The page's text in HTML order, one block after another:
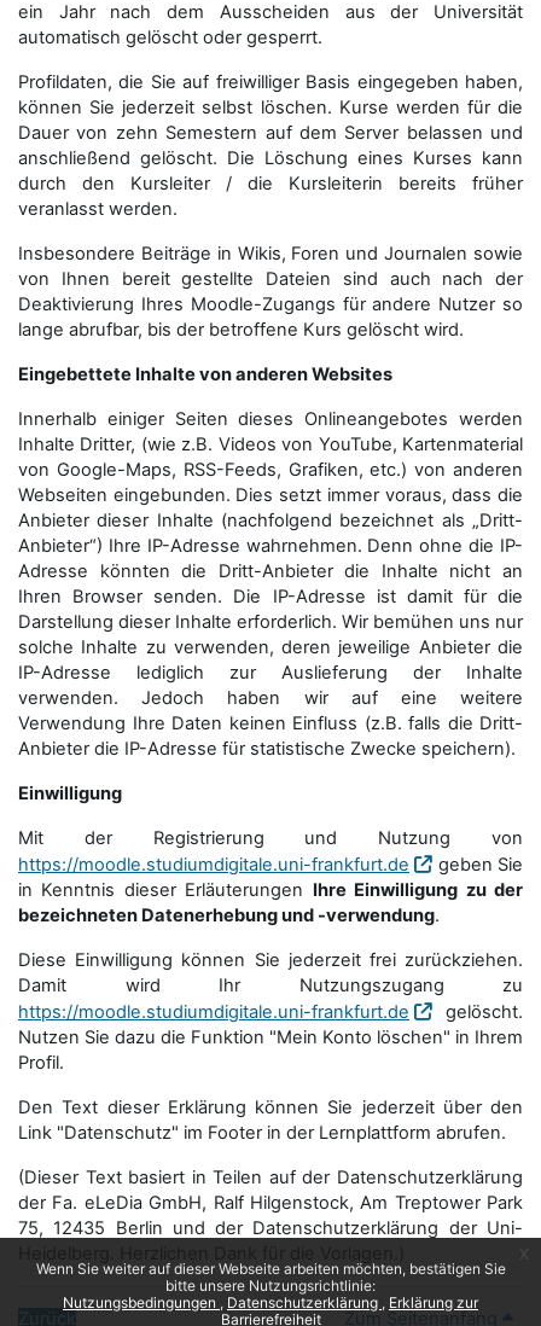
Wenn Sie weiter auf dieser Webseite arbeiten möchten, bestätigen Sie
bitte unsere Nutzungsrichtlinie:
Nutzungsbedingungen
Datenschutzerklärung
Erklärung zur
Barrierefreiheit
ein Jahr nach dem Ausscheiden aus der Universität
automatisch gelöscht oder gesperrt.
Profildaten, die Sie auf freiwilliger Basis eingegeben haben,
können Sie jederzeit selbst löschen. Kurse werden für die
Dauer von zehn Semestern auf dem Server belassen und
anschließend gelöscht. Die Löschung eines Kurses kann
durch den Kursleiter / die Kursleiterin bereits früher
veranlasst werden.
Insbesondere Beiträge in Wikis, Foren und Journalen sowie
von Ihnen bereit gestellte Dateien sind auch nach der
Deaktivierung Ihres Moodle-Zugangs für andere Nutzer so
lange abrufbar, bis der betroffene Kurs gelöscht wird.
Eingebettete Inhalte von anderen Websites
Innerhalb einiger Seiten dieses Onlineangebotes werden
Inhalte Dritter, (wie z.B. Videos von YouTube, Kartenmaterial
von Google-Maps, RSS-Feeds, Grafiken, etc.) von anderen
Webseiten eingebunden. Dies setzt immer voraus, dass die
Anbieter dieser Inhalte (nachfolgend bezeichnet als „Dritt-
Anbieter“) Ihre IP-Adresse wahrnehmen. Denn ohne die IP-
Adresse könnten die Dritt-Anbieter die Inhalte nicht an
Ihren Browser senden. Die IP-Adresse ist damit für die
Darstellung dieser Inhalte erforderlich. Wir bemühen uns nur
solche Inhalte zu verwenden, deren jeweilige Anbieter die
IP-Adresse lediglich zur Auslieferung der Inhalte
verwenden. Jedoch haben wir auf eine weitere
Verwendung Ihre Daten keinen Einfluss (z.B. falls die Dritt-
Anbieter die IP-Adresse für statistische Zwecke speichern).
Einwilligung
Mit der Registrierung und Nutzung von
https://moodle.studiumdigitale.uni-frankfurt.de
geben Sie
in Kenntnis dieser Erläuterungen Ihre Einwilligung zu der
bezeichneten Datenerhebung und -verwendung.
Diese Einwilligung können Sie jederzeit frei zurückziehen.
Damit wird Ihr Nutzungszugang zu
https://moodle.studiumdigitale.uni-frankfurt.de
gelöscht.
Nutzen Sie dazu die Funktion "Mein Konto löschen" in Ihrem
Profil.
Den Text dieser Erklärung können Sie jederzeit über den
Link "Datenschutz" im Footer in der Lernplattform abrufen.
(Dieser Text basiert in Teilen auf der Datenschutzerklärung
der Fa. eLeDia GmbH, Ralf Hilgenstock, Am Treptower Park
75, 12435 Berlin und der Datenschutzerklärung der Uni-
Zurück Zum Seitenanfang